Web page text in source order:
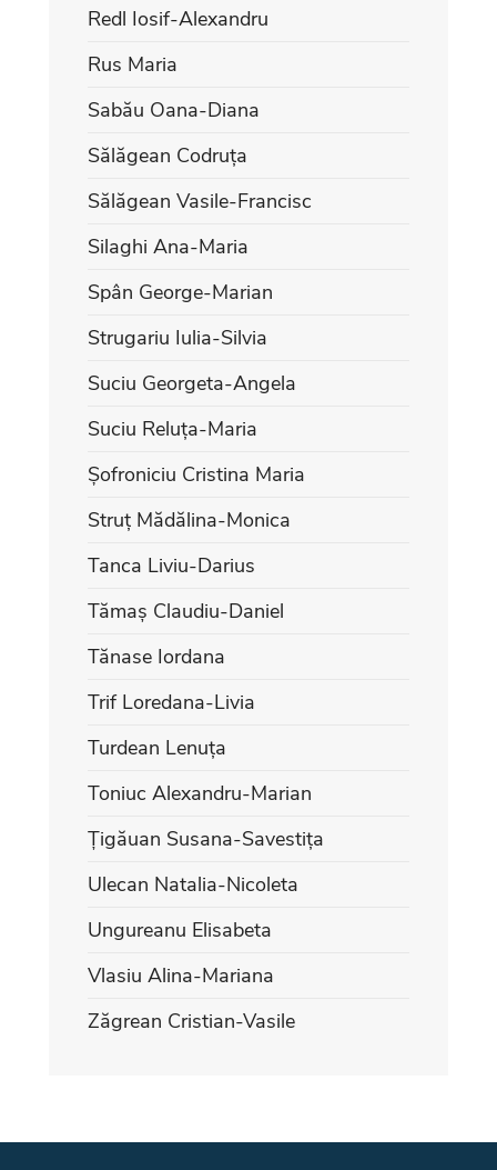
Redl Iosif-Alexandru
Rus Maria
Sabău Oana-Diana
Sălăgean Codruța
Sălăgean Vasile-Francisc
Silaghi Ana-Maria
Spân George-Marian
Strugariu Iulia-Silvia
Suciu Georgeta-Angela
Suciu Reluța-Maria
Șofroniciu Cristina Maria
Struț Mădălina-Monica
Tanca Liviu-Darius
Tămaș Claudiu-Daniel
Tănase Iordana
Trif Loredana-Livia
Turdean Lenuța
Toniuc Alexandru-Marian
Țigăuan Susana-Savestița
Ulecan Natalia-Nicoleta
Ungureanu Elisabeta
Vlasiu Alina-Mariana
Zăgrean Cristian-Vasile